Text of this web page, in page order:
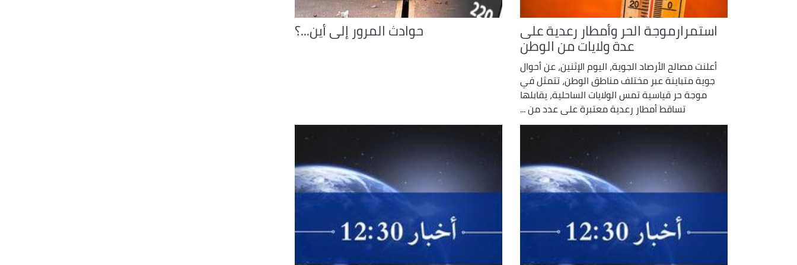
استمرارموجة الحر وأمطار رعدية على
عدة ولايات من الوطن
أعلنت مصالح الأرصاد الجوية، اليوم الإثنين، عن أحوال
جوية متباينة عبر مختلف مناطق الوطن، تتمثل في
موجة حر قياسية تمس الولايات الساحلية، يقابلها
تساقط أمطار رعدية معتبرة على عدد من ...
حوادث المرور إلى أين...؟